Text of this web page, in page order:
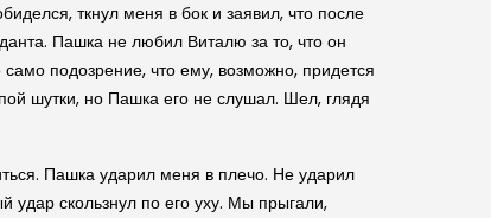
ткнул меня в бок и заявил, что после
Пашка не любил Виталю за то, что он
подозрение, что ему, возможно, придется
шутки, но Пашка его не слушал. Шел, глядя
Пашка ударил меня в плечо. Не ударил
удар скользнул по его уху. Мы прыгали,